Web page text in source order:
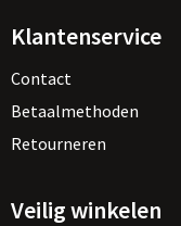
Klantenservice
Contact
Betaalmethoden
Retourneren
Veilig winkelen